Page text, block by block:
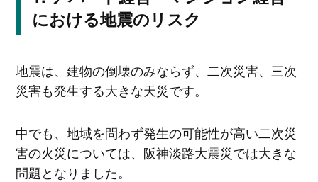
における地震のリスク
地震は、建物の倒壊のみならず、二次災害、三次
災害も発生する大きな天災です。
中でも、地域を問わず発生の可能性が高い二次災
害の火災については、阪神淡路大震災では大きな
問題となりました。